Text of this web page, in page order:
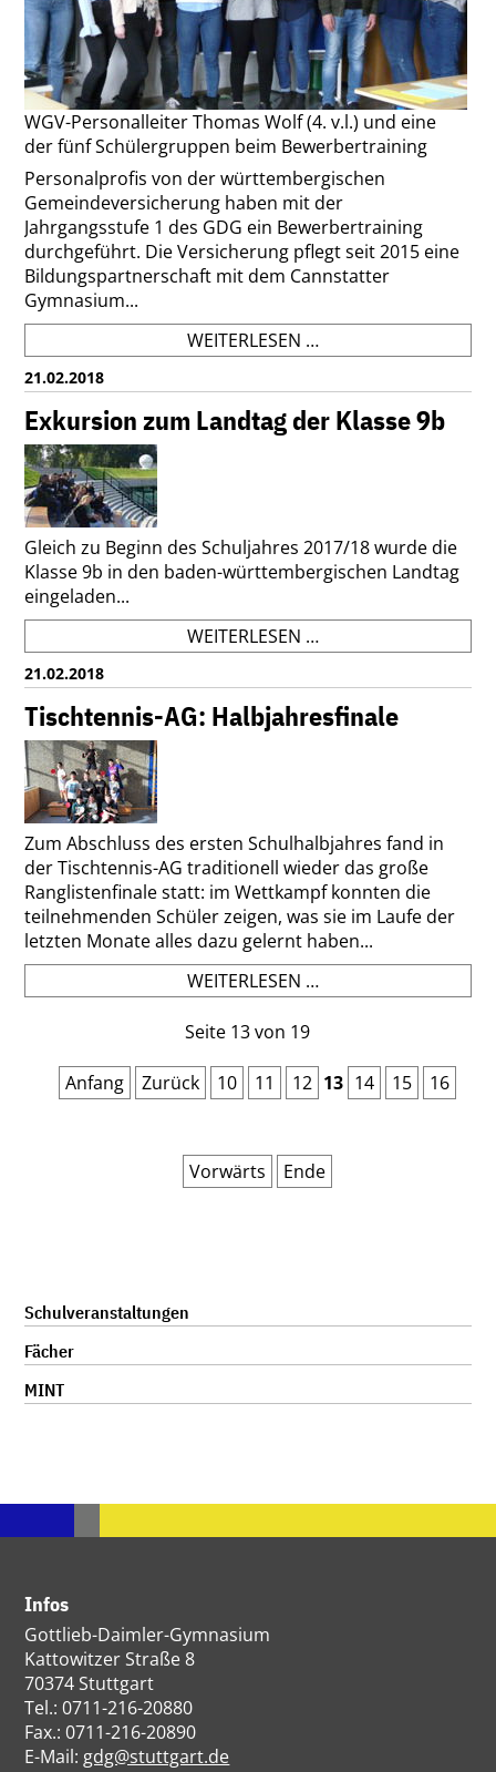
WGV-Personalleiter Thomas Wolf (4. v.l.) und eine
der fünf Schülergruppen beim Bewerbertraining
Personalprofis von der württembergischen
Gemeindeversicherung haben mit der
Jahrgangsstufe 1 des GDG ein Bewerbertraining
durchgeführt. Die Versicherung pflegt seit 2015 eine
Bildungspartnerschaft mit dem Cannstatter
Gymnasium...
WEITERLESEN …KEIN
SPEEDDATING
FÜR
FAULE
SOCKEN
21.02.2018
Exkursion zum Landtag der Klasse 9b
Gleich zu Beginn des Schuljahres 2017/18 wurde die
Klasse 9b in den baden-württembergischen Landtag
eingeladen...
WEITERLESEN …EXKURSION
ZUM
LANDTAG
DER
KLASSE
21.02.2018
Tischtennis-AG: Halbjahresfinale
Zum Abschluss des ersten Schulhalbjahres fand in
der Tischtennis-AG traditionell wieder das große
Ranglistenfinale statt: im Wettkampf konnten die
teilnehmenden Schüler zeigen, was sie im Laufe der
letzten Monate alles dazu gelernt haben...
WEITERLESEN …TISCHTENNIS-
AG:
Seite 13 von 19
Anfang Zurück 10 11 12 13 14 15 16
Vorwärts Ende
Navigation
überspringen
Schulveranstaltungen
Fächer
MINT
Infos
Gottlieb-Daimler-Gymnasium
Kattowitzer Straße 8
70374 Stuttgart
Tel.: 0711-216-20880
Fax.: 0711-216-20890
E-Mail: gdg@stuttgart.de